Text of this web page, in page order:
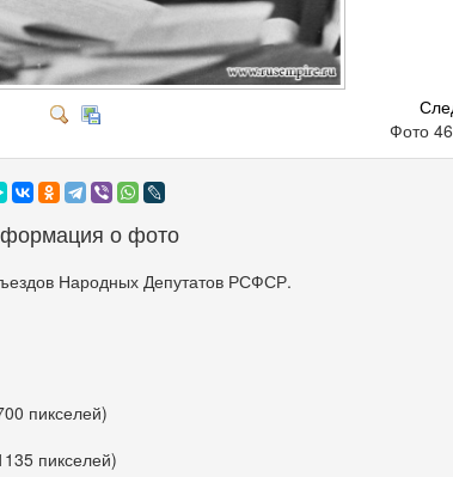
Фото
о фото
Народных Депутатов РСФСР.
пикселей)
пикселей)